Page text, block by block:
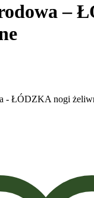
–
- ŁÓDZKA nogi